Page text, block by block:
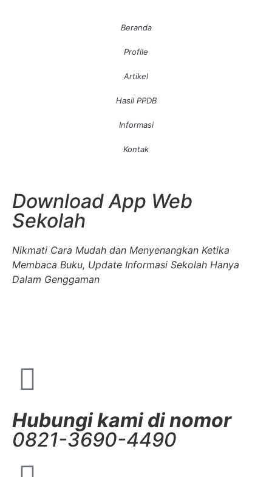
Beranda
Profile
Artikel
Hasil PPDB
Informasi
Kontak
Download App Web
Sekolah
Nikmati Cara Mudah dan Menyenangkan Ketika
Membaca Buku, Update Informasi Sekolah Hanya
Dalam Genggaman
Hubungi kami di nomor
0821-3690-4490